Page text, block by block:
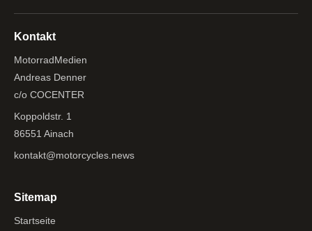
Kontakt
MotorradMedien
Andreas Denner
c/o COCENTER
Koppoldstr. 1
86551 Ainach
kontakt@motorcycles.news
Sitemap
Startseite